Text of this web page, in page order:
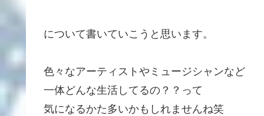
について書いていこうと思います。
色々なアーティストやミュージシャンなど
一体どんな生活してるの？？って
気になるかた多いかもしれませんね笑